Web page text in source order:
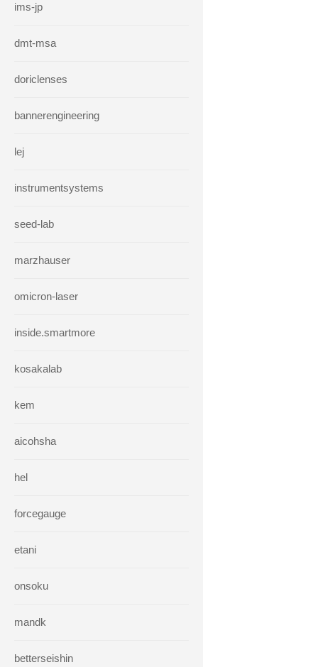
ims-jp
dmt-msa
doriclenses
bannerengineering
lej
instrumentsystems
seed-lab
marzhauser
omicron-laser
inside.smartmore
kosakalab
kem
aicohsha
hel
forcegauge
etani
onsoku
mandk
betterseishin